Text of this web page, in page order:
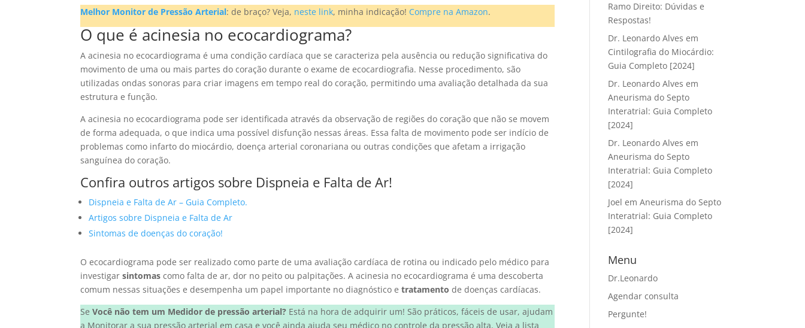
Melhor Monitor de Pressão Arterial: de braço? Veja, neste link, minha indicação! Compre na Amazon.
O que é acinesia no ecocardiograma?
A acinesia no ecocardiograma é uma condição cardíaca que se caracteriza pela ausência ou redução significativa do
movimento de uma ou mais partes do coração durante o exame de ecocardiografia. Nesse procedimento, são
utilizadas ondas sonoras para criar imagens em tempo real do coração, permitindo uma avaliação detalhada da sua
estrutura e função.
A acinesia no ecocardiograma pode ser identificada através da observação de regiões do coração que não se movem
de forma adequada, o que indica uma possível disfunção nessas áreas. Essa falta de movimento pode ser indício de
problemas como infarto do miocárdio, doença arterial coronariana ou outras condições que afetam a irrigação
sanguínea do coração.
Confira outros artigos sobre Dispneia e Falta de Ar!
Dispneia e Falta de Ar – Guia Completo.
Artigos sobre Dispneia e Falta de Ar
Sintomas de doenças do coração!
O ecocardiograma pode ser realizado como parte de uma avaliação cardíaca de rotina ou indicado pelo médico para
investigarsintomas como falta de ar, dor no peito ou palpitações. A acinesia no ecocardiograma é uma descoberta
comum nessas situações e desempenha um papel importante no diagnóstico etratamento de doenças cardíacas.
SeVocê não tem um Medidor de pressão arterial? Está na hora de adquirir um! São práticos, fáceis de usar, ajudam
a Monitorar a sua pressão arterial em casa e você ainda ajuda seu médico no controle da pressão alta. Veja a lista
Ramo Direito: Dúvidas e
Respostas!
Dr. Leonardo Alves em
Cintilografia do Miocárdio:
Guia Completo [2024]
Dr. Leonardo Alves em
Aneurisma do Septo
Interatrial: Guia Completo
[2024]
Dr. Leonardo Alves em
Aneurisma do Septo
Interatrial: Guia Completo
[2024]
Joel emAneurisma do Septo
Interatrial: Guia Completo
[2024]
Menu
Dr.Leonardo
Agendar consulta
Pergunte!